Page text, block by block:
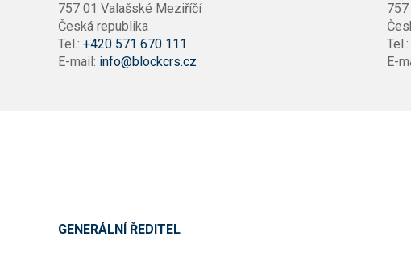
757 01 Valašské Meziříčí
Česká republika
Tel.: +420 571 670 111
E-mail: info@blockcrs.cz
E-
GENERÁLNÍ ŘEDITEL